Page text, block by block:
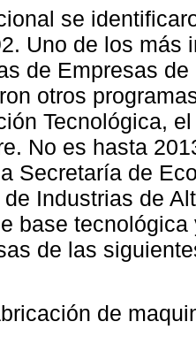
se
Uno de los más
de Empresas
otros
Tecnológica,
No es hasta
Secretaría de
Industrias de
base
de las
de